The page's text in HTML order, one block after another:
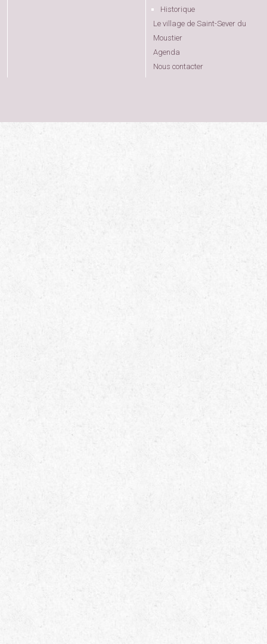
Historique
Le village de Saint-Sever du
Moustier
Agenda
Nous contacter